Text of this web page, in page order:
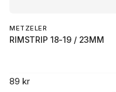
METZELER
RIMSTRIP 18-19 / 23MM
89 kr